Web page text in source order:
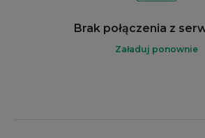
Brak połączenia z
Załaduj ponownie